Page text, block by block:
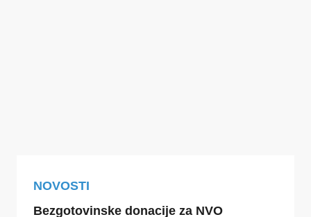
NOVOSTI
Bezgotovinske donacije za NVO